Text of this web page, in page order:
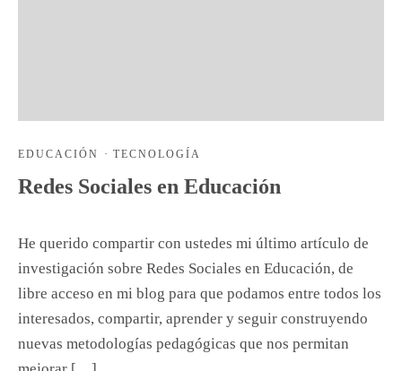
EDUCACIÓN · TECNOLOGÍA
Redes Sociales en Educación
He querido compartir con ustedes mi último artículo de
investigación sobre Redes Sociales en Educación, de
libre acceso en mi blog para que podamos entre todos los
interesados, compartir, aprender y seguir construyendo
nuevas metodologías pedagógicas que nos permitan